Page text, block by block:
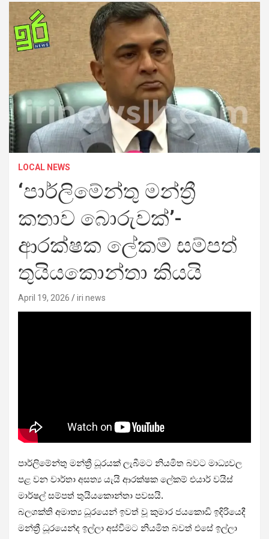
LOCAL NEWS
‘පාර්ලිමේන්තු මන්ත්‍රී
කතාව බොරුවක්’-
ආරක්ෂක ලේකම් සම්පත්
තුයියකොන්තා කියයි
April 19, 2026 iri news
පාර්ලිමේන්තු මන්ත්‍රී ධූරයක් ලැබීමට නියමිත බවට මාධ්‍යවල
පළ වන වාර්තා අසත්‍ය යැයි ආරක්ෂක ලේකම් එයාර් වයිස්
මාර්ෂල් සම්පත් තුයියකොන්තා පවසයි.
බලශක්ති අමාත්‍ය ධූරයෙන් ඉවත් වූ කුමාර ජයකොඩි ඉදිරියෙදී
මන්ත්‍රී ධූරයෙන්ද ඉල්ලා අස්වීමට නියමිත බවත් එසේ ඉල්ලා